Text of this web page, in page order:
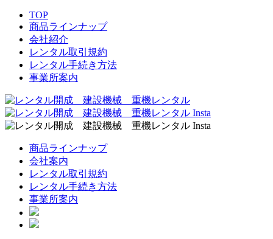
TOP
商品ラインナップ
会社紹介
レンタル取引規約
レンタル手続き方法
事業所案内
商品ラインナップ
会社案内
レンタル取引規約
レンタル手続き方法
事業所案内